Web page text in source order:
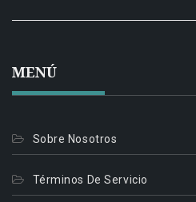
MENÚ
Sobre Nosotros
Términos De Servicio